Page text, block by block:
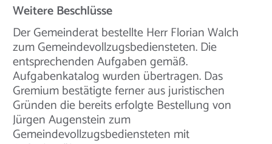
Weitere Beschlüsse
Der Gemeinderat bestellte Herr Florian Walch
zum Gemeindevollzugsbediensteten. Die
entsprechenden Aufgaben gemäß.
Aufgabenkatalog wurden übertragen. Das
Gremium bestätigte ferner aus juristischen
Gründen die bereits erfolgte Bestellung von
Jürgen Augenstein zum
Gemeindevollzugsbediensteten mit